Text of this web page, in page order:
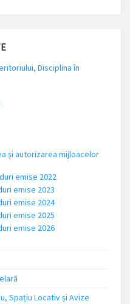
Disciplina în
și autorizarea mijloacelor
emise 2022
emise 2023
emise 2024
emise 2025
emise 2026
Spațiu Locativ și Avize